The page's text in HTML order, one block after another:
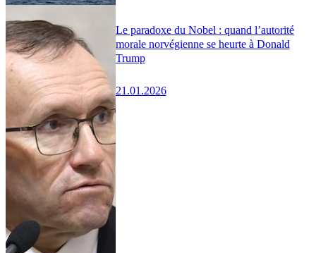
Le paradoxe du Nobel : quand l’autorité
morale norvégienne se heurte à Donald
Trump
21.01.2026